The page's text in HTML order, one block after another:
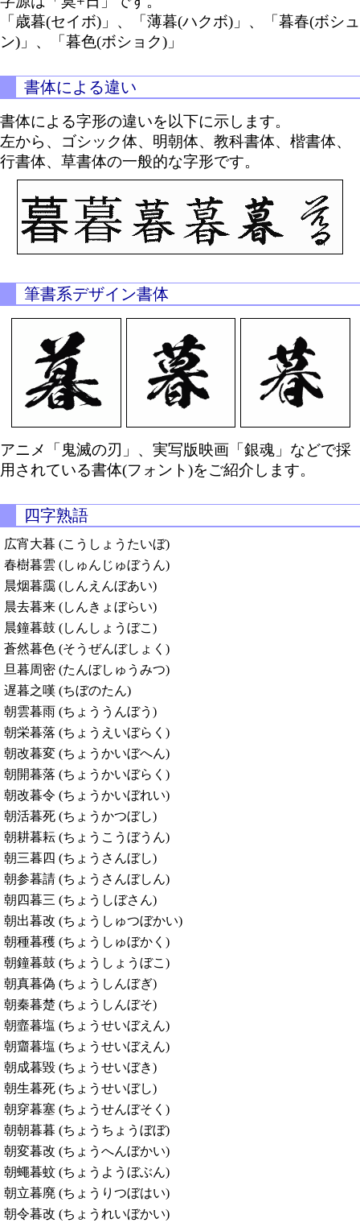
「歳暮(セイボ)」、「薄暮(ハクボ)」、「暮春(ボシュ
ン)」、「暮色(ボショク)」
書体による違い
書体による字形の違いを以下に示します。
左から、ゴシック体、明朝体、教科書体、楷書体、
行書体、草書体の一般的な字形です。
筆書系デザイン書体
アニメ「鬼滅の刃」、実写版映画「銀魂」などで採
用されている書体(フォント)をご紹介します。
四字熟語
広宵大暮 (こうしょうたいぼ)
春樹暮雲 (しゅんじゅぼうん)
晨烟暮靄 (しんえんぼあい)
晨去暮来 (しんきょぼらい)
晨鐘暮鼓 (しんしょうぼこ)
蒼然暮色 (そうぜんぼしょく)
旦暮周密 (たんぼしゅうみつ)
遅暮之嘆 (ちぼのたん)
朝雲暮雨 (ちょううんぼう)
朝栄暮落 (ちょうえいぼらく)
朝改暮変 (ちょうかいぼへん)
朝開暮落 (ちょうかいぼらく)
朝改暮令 (ちょうかいぼれい)
朝活暮死 (ちょうかつぼし)
朝耕暮耘 (ちょうこうぼうん)
朝三暮四 (ちょうさんぼし)
朝参暮請 (ちょうさんぼしん)
朝四暮三 (ちょうしぼさん)
朝出暮改 (ちょうしゅつぼかい)
朝種暮穫 (ちょうしゅぼかく)
朝鐘暮鼓 (ちょうしょうぼこ)
朝真暮偽 (ちょうしんぼぎ)
朝秦暮楚 (ちょうしんぼそ)
朝韲暮塩 (ちょうせいぼえん)
朝齏暮塩 (ちょうせいぼえん)
朝成暮毀 (ちょうせいぼき)
朝生暮死 (ちょうせいぼし)
朝穿暮塞 (ちょうせんぼそく)
朝朝暮暮 (ちょうちょうぼぼ)
朝変暮改 (ちょうへんぼかい)
朝蠅暮蚊 (ちょうようぼぶん)
朝立暮廃 (ちょうりつぼはい)
朝令暮改 (ちょうれいぼかい)